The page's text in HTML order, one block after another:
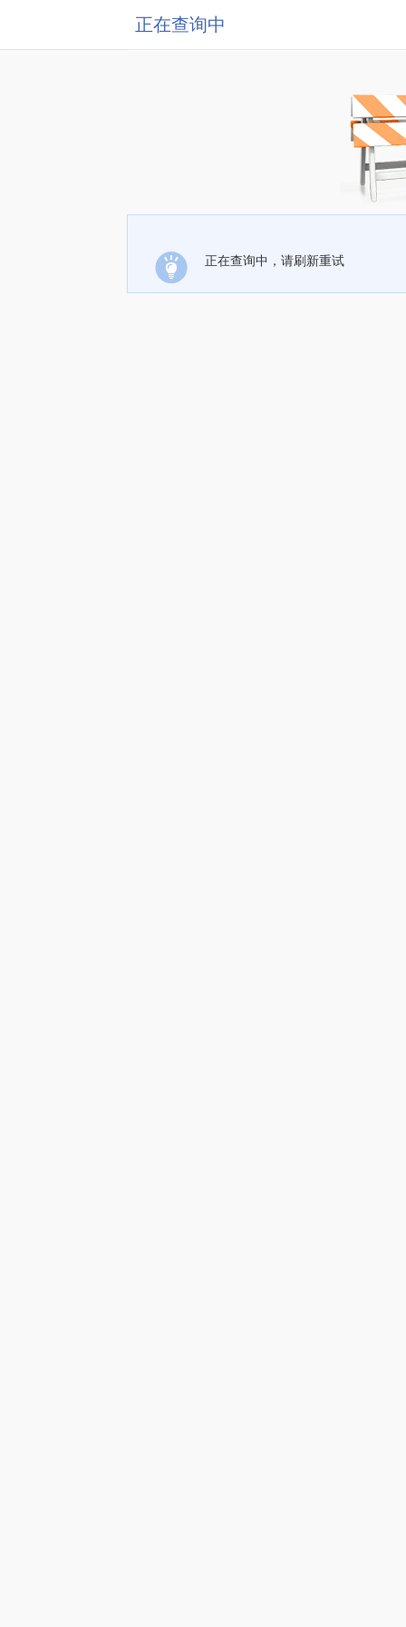
正在查询中
正在查询中，请刷新重试